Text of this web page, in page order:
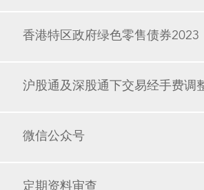
香港特区政府绿色零售债券2023
沪股通及深股通下交易经手费调
微信公众号
定期资料审查